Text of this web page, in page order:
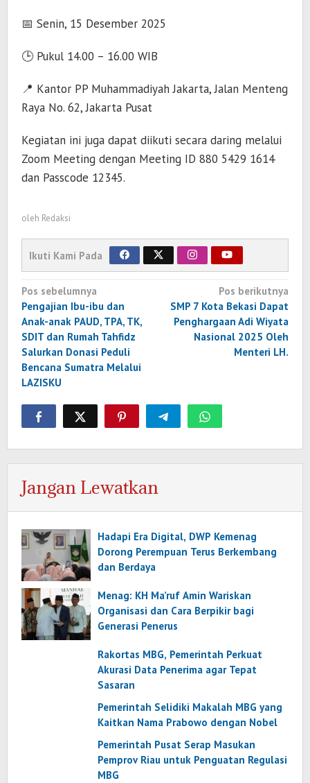
📅 Senin, 15 Desember 2025
🕒 Pukul 14.00 – 16.00 WIB
📍 Kantor PP Muhammadiyah Jakarta, Jalan Menteng
Raya No. 62, Jakarta Pusat
Kegiatan ini juga dapat diikuti secara daring melalui
Zoom Meeting dengan Meeting ID 880 5429 1614
dan Passcode 12345.
oleh Redaksi
Ikuti Kami Pada
Navigasi
pos
Pos sebelumnya
Pengajian Ibu-ibu dan
Anak-anak PAUD, TPA, TK,
SDIT dan Rumah Tahfidz
Salurkan Donasi Peduli
Bencana Sumatra Melalui
LAZISKU
Pos berikutnya
SMP 7 Kota Bekasi Dapat
Penghargaan Adi Wiyata
Nasional 2025 Oleh
Menteri LH.
Jangan Lewatkan
Hadapi Era Digital, DWP Kemenag
Dorong Perempuan Terus Berkembang
dan Berdaya
Menag: KH Ma’ruf Amin Wariskan
Organisasi dan Cara Berpikir bagi
Generasi Penerus
Rakortas MBG, Pemerintah Perkuat
Akurasi Data Penerima agar Tepat
Sasaran
Pemerintah Selidiki Makalah MBG yang
Kaitkan Nama Prabowo dengan Nobel
Pemerintah Pusat Serap Masukan
Pemprov Riau untuk Penguatan Regulasi
MBG